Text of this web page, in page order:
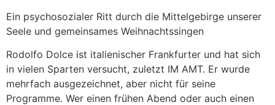
Ein psychosozialer Ritt durch die Mittelgebirge unserer
Seele und gemeinsames Weihnachtssingen
Rodolfo Dolce ist italienischer Frankfurter und hat sich
in vielen Sparten versucht, zuletzt IM AMT. Er wurde
mehrfach ausgezeichnet, aber nicht für seine
Programme. Wer einen frühen Abend oder auch einen